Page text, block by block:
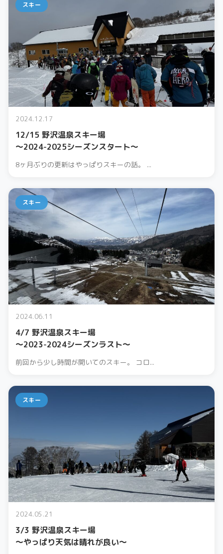
スキー
2024.12.17
12/15 野沢温泉スキー場
〜2024-2025シーズンスタート〜
8ヶ月ぶりの更新はやっぱりスキーの話。 ...
スキー
2024.06.11
4/7 野沢温泉スキー場
〜2023-2024シーズンラスト〜
前回から少し時間が開いてのスキー。 コロ...
スキー
2024.05.21
3/3 野沢温泉スキー場
〜やっぱり天気は晴れが良い〜